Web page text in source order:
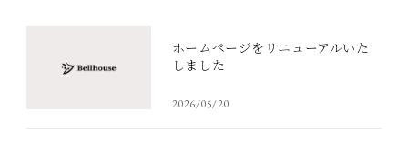
ホームページをリニューアルいた
しました
2026/05/20